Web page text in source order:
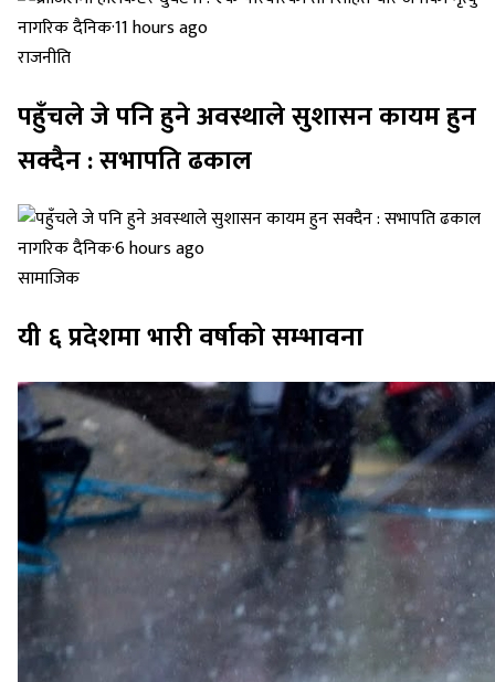
नागरिक दैनिक·11 hours ago
राजनीति
पहुँचले जे पनि हुने अवस्थाले सुशासन कायम हुन
सक्दैन : सभापति ढकाल
नागरिक दैनिक·6 hours ago
सामाजिक
यी ६ प्रदेशमा भारी वर्षाको सम्भावना